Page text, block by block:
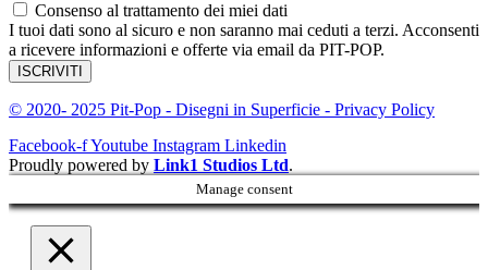
Consenso al trattamento dei miei dati
I tuoi dati sono al sicuro e non saranno mai ceduti a terzi. Acconsenti
a ricevere informazioni e offerte via email da PIT-POP.
ISCRIVITI
© 2020- 2025 Pit-Pop - Disegni in Superficie - Privacy Policy
Facebook-fYoutube Instagram Linkedin
Proudly powered by Link1 Studios Ltd.
Manage consent